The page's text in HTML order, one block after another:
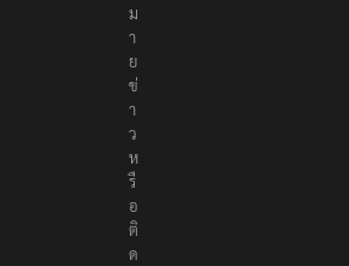
ม
า
ย
ข่
า
ว
ห
รื
อ
ติ
ด